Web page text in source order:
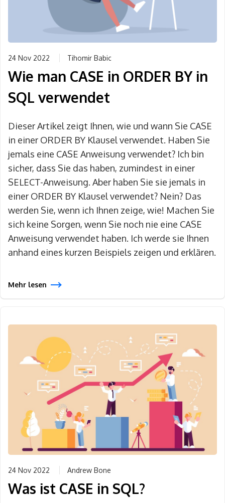
24 Nov 2022 Tihomir Babic
Wie man CASE in ORDER BY in
SQL verwendet
Dieser Artikel zeigt Ihnen, wie und wann Sie CASE
in einer ORDER BY Klausel verwendet. Haben Sie
jemals eine CASE Anweisung verwendet? Ich bin
sicher, dass Sie das haben, zumindest in einer
SELECT-Anweisung. Aber haben Sie sie jemals in
einer ORDER BY Klausel verwendet? Nein? Das
werden Sie, wenn ich Ihnen zeige, wie! Machen Sie
sich keine Sorgen, wenn Sie noch nie eine CASE
Anweisung verwendet haben. Ich werde sie Ihnen
anhand eines kurzen Beispiels zeigen und erklären.
Mehr lesen
24 Nov 2022 Andrew Bone
Was ist CASE in SQL?